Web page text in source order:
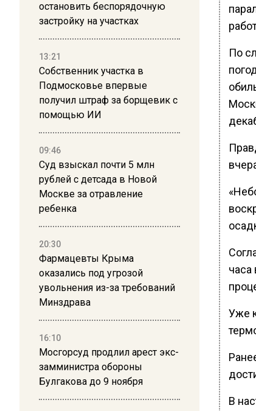
остановить беспорядочную
застройку на участках
13:21
Собственник участка в
Подмосковье впервые
получил штраф за борщевик с
помощью ИИ
09:46
Суд взыскал почти 5 млн
рублей с детсада в Новой
Москве за отравление
ребенка
20:30
Фармацевты Крыма
оказались под угрозой
увольнения из-за требований
Минздрава
16:10
Мосгорсуд продлил арест экс-
замминистра обороны
Булгакова до 9 ноября
По
часа
Уже
В